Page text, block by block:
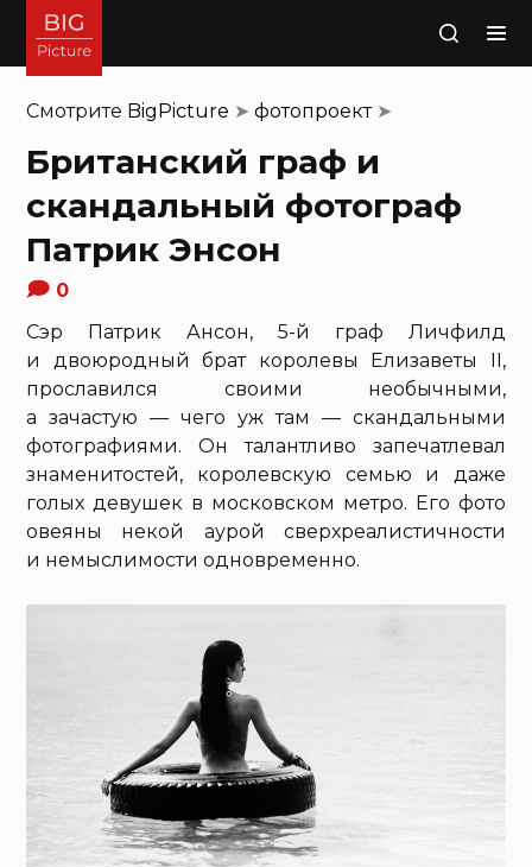
Поиск
Смотрите BigPicture ➤фотопроект➤
Британский граф и
скандальный фотограф
Патрик Энсон
0
Сэр Патрик Ансон, 5-й граф Личфилд
и двоюродный брат королевы Елизаветы II,
прославился своими необычными,
а зачастую — чего уж там — скандальными
фотографиями. Он талантливо запечатлевал
знаменитостей, королевскую семью и даже
голых девушек в московском метро. Его фото
овеяны некой аурой сверхреалистичности
и немыслимости одновременно.